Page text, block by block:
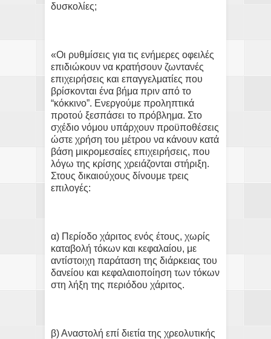
δυσκολίες;
«Οι ρυθμίσεις για τις ενήμερες οφειλές
επιδιώκουν να κρατήσουν ζωντανές
επιχειρήσεις και επαγγελματίες που
βρίσκονται ένα βήμα πριν από το
“κόκκινο”. Ενεργούμε προληπτικά
προτού ξεσπάσει το πρόβλημα. Στο
σχέδιο νόμου υπάρχουν προϋποθέσεις
ώστε χρήση του μέτρου να κάνουν κατά
βάση μικρομεσαίες επιχειρήσεις, που
λόγω της κρίσης χρειάζονται στήριξη.
Στους δικαιούχους δίνουμε τρεις
επιλογές:
α) Περίοδο χάριτος ενός έτους, χωρίς
καταβολή τόκων και κεφαλαίου, με
αντίστοιχη παράταση της διάρκειας του
δανείου και κεφαλαιοποίηση των τόκων
στη λήξη της περιόδου χάριτος.
β) Αναστολή επί διετία της χρεολυτικής